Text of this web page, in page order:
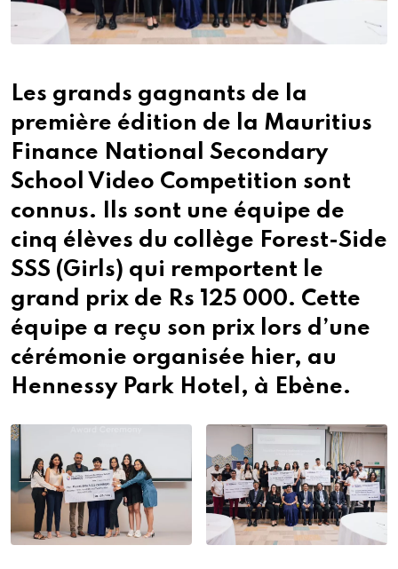
Les grands gagnants de la
première édition de la Mauritius
Finance National Secondary
School Video Competition sont
connus. Ils sont une équipe de
cinq élèves du collège Forest-Side
SSS (Girls) qui remportent le
grand prix de Rs 125 000. Cette
équipe a reçu son prix lors d’une
cérémonie organisée hier, au
Hennessy Park Hotel, à Ebène.